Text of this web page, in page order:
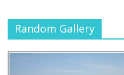
Random Gallery